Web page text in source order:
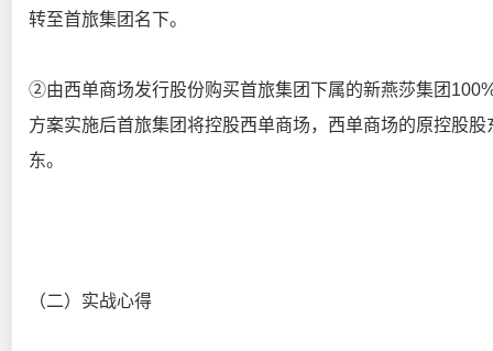
转至首旅集团名下。
②由西单商场发行股份购买首旅集团下属的新燕莎集团
方案实施后首旅集团将控股西单商场，西单商场的原控股
东。
（二）实战心得